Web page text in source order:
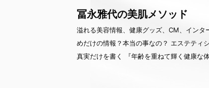
冨永雅代の美肌メソッド
溢れる美容情報、健康グッズ、CM、インタ
めだけの情報？本当の事なの？ エステティ
真実だけを書く 『年齢を重ねて輝く健康な